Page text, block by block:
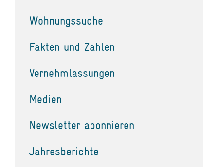
Wohnungssuche
Fakten und Zahlen
Vernehmlassungen
Medien
Newsletter abonnieren
Jahresberichte